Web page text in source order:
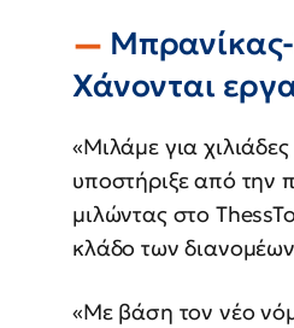
Χάνονται
«Μιλάμε για
υποστήριξε από την
μιλώντας στο
κλάδο των
«Με βάση τον νέο